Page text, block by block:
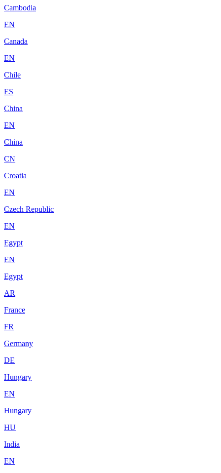
Cambodia
EN
Canada
EN
Chile
ES
China
EN
China
CN
Croatia
EN
Czech Republic
EN
Egypt
EN
Egypt
AR
France
FR
Germany
DE
Hungary
EN
Hungary
HU
India
EN